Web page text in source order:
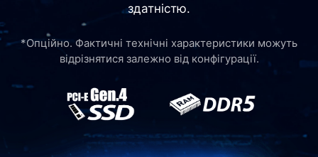
здатністю.
*Опційно. Фактичні технічні характеристики можуть
відрізнятися залежно від конфігурації.